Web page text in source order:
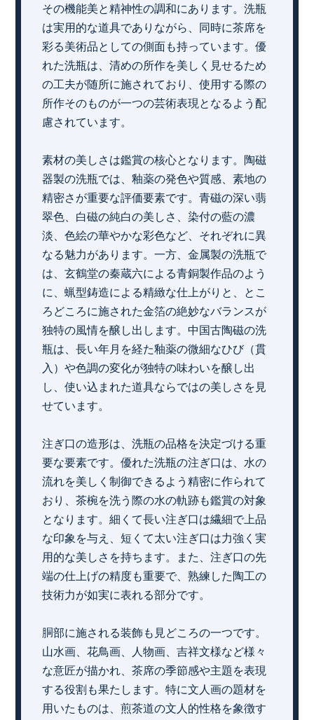
その機能美と精神性の調和にあります。洗瓶
は実用的な道具でありながら、同時に茶席を
彩る美術品としての側面も持っています。優
れた洗瓶は、清めの所作を美しく見せるため
の工夫が随所に施されており、使用する際の
所作そのものが一つの芸術表現となるよう配
慮されています。
素材の美しさは鑑賞の核心となります。陶磁
器製の洗瓶では、釉薬の発色や質感、素地の
精密さが重要な評価要素です。青磁の深い翡
翠色、白磁の純白の美しさ、染付の藍の濃
淡、色絵の華やかな彩色など、それぞれに異
なる魅力があります。一方、金属製の洗瓶で
は、玄鶴堂の秦蔵六による青銅製作品のよう
に、蝋型鋳造による精緻な仕上がりと、とこ
ろどころに施された金箔の絶妙なバランスが
独特の風情を醸し出します。中国古陶磁の洗
瓶は、長い年月を経た釉薬の微細なひび（貫
入）や色調の変化が独特の味わいを醸し出
し、使い込まれた道具ならではの美しさを見
せています。
注ぎ口の造形は、洗瓶の品格を決定づける重
要な要素です。優れた洗瓶の注ぎ口は、水の
流れを美しく制御できるよう精密に作られて
おり、茶椀を洗う際の水の軌跡も鑑賞の対象
となります。細くて長い注ぎ口は繊細で上品
な印象を与え、短くて太い注ぎ口は力強く実
用的な美しさを持ちます。また、注ぎ口の先
端の仕上げの精度も重要で、熟練した陶工の
技術力が如実に表れる部分です。
胴部に施される装飾も見どころの一つです。
山水画、花鳥画、人物画、吉祥文様など様々
な意匠が描かれ、茶席の季節感や主題を表現
する役割も果たします。特に文人画の題材を
用いたものは、煎茶道の文人的性格を象徴す